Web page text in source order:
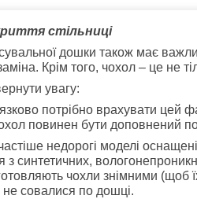
стільниці
дошки також має
Крім того, чохол – це не
увагу:
потрібно врахувати цей
повинен бути доповнений
недорогі моделі
з синтетичних,
чохли знімними (щоб
не совалися по дошці.